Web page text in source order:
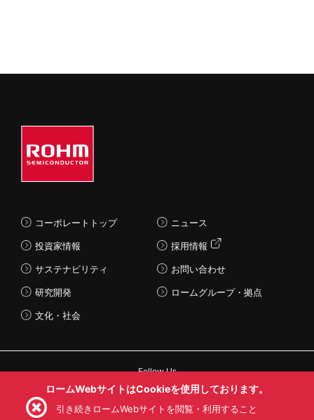
コーポレートトップ
投資家情報
サステナビリティ
研究開発
文化・社会
ニュース
採用情報
お問い合わせ
ロームグループ・拠点
Follow Us
ロームWebサイトはCookieを使用しております。
引き続きロームWebサイトを閲覧・利用すること